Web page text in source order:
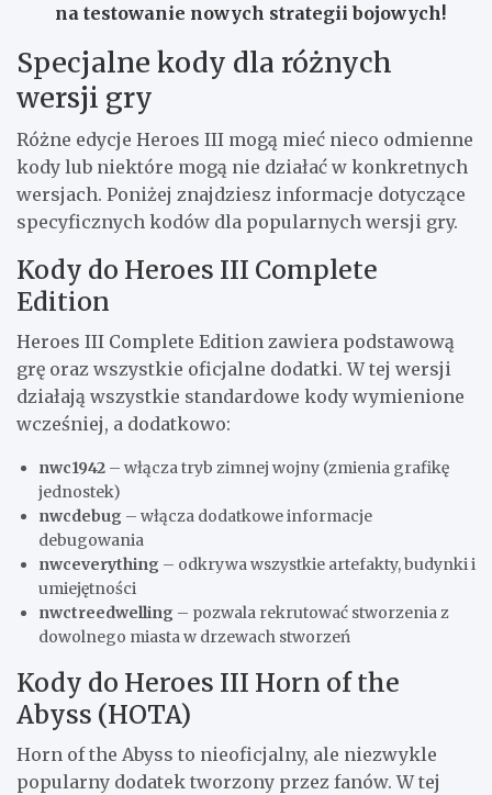
na testowanie nowych strategii bojowych!
Specjalne kody dla różnych
wersji gry
Różne edycje Heroes III mogą mieć nieco odmienne
kody lub niektóre mogą nie działać w konkretnych
wersjach. Poniżej znajdziesz informacje dotyczące
specyficznych kodów dla popularnych wersji gry.
Kody do Heroes III Complete
Edition
Heroes III Complete Edition zawiera podstawową
grę oraz wszystkie oficjalne dodatki. W tej wersji
działają wszystkie standardowe kody wymienione
wcześniej, a dodatkowo:
nwc1942 – włącza tryb zimnej wojny (zmienia grafikę
jednostek)
nwcdebug – włącza dodatkowe informacje
debugowania
nwceverything – odkrywa wszystkie artefakty, budynki i
umiejętności
nwctreedwelling – pozwala rekrutować stworzenia z
dowolnego miasta w drzewach stworzeń
Kody do Heroes III Horn of the
Abyss (HOTA)
Horn of the Abyss to nieoficjalny, ale niezwykle
popularny dodatek tworzony przez fanów. W tej